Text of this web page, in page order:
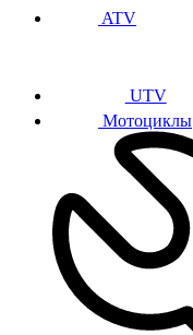
ATV
UTV
Мотоциклы